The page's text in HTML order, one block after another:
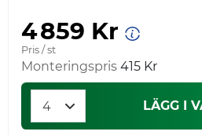
4 859 Kr
Pris / st
Monteringspris 415 Kr
LÄGG I